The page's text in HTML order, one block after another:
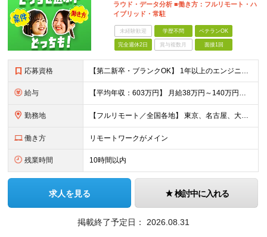
ラウド・データ分析 ■働き方：フルリモート・ハ
イブリッド・常駐
未経験歓迎 学歴不問 ベテランOK
完全週休2日 賞与複数月 面接1回
応募資格 【第二新卒・ブランクOK】 1年以上のエンジニア経験がある方(開発・インフラ・工程・言語一切不問） 文理・学歴不問 【三上さんの事例】 転職前 AWS案件を希望していましたが、資格や評価軸が不明確で
給与 【平均年収：603万円】 月給38万円～140万円＋諸手当（経験者） 【平均年収603万円】 ※案件の契約内容や昇給額などはすべて開示します。 ※経験や能力を考慮し決定します。 ※月給には固定残業
勤務地 【フルリモート／全国各地】 東京、名古屋、大阪、福岡を中心とした全国のプロジェクトにアサイン。 ※プロジェクトは完全選択制です。 ※フルリモート、ハイブリッド型、常駐案件から自由に選択可能です。 ※転
働き方 リモートワークがメイン
残業時間 10時間以内
求人を見る 検討中に入れる
掲載終了予定日： 2026.08.31